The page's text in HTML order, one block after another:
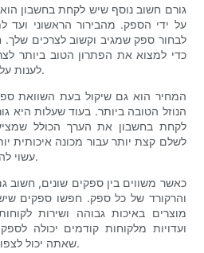
גורם חשוב נוסף שיש לקחת בחשבון
על ידי הספק. מהבירור הראשוני ועד
לבחור ספק שמגיב וקשוב לצרכים
כדי למצוא את הפתרון הטוב ביותר
לענות על כל שאלה או לטפל בכל חשש.
המחיר הוא גם שיקול בעת השוואת
הנוזל הטובה ביותר. בעוד שעלות היא
לקחת בחשבון את הערך הכולל
לשלם קצת יותר עבור מכונה איכותית
עשוי להיות שווה את זה בטווח הארוך.
כאשר משווים בין ספקים שונים, חשוב
והרקורד של כל ספק. חפשו ספקים
מוצרים באיכות גבוהה ושירות
ועדויות מלקוחות קודמים יכולה
שאתה יכול לצפות לך בעבודה עם ספק מסוים.